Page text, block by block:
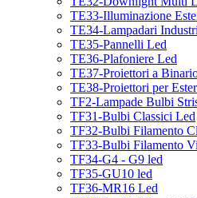
TE33-Illuminazione
TE34-Lampadari
TE35-Pannelli Led
TE36-Plafoniere Led
TE37-Proiettori a
TE38-Proiettori per
TF2-Lampade Bulbi
TF31-Bulbi Classici Led
TF32-Bulbi Filamento
TF33-Bulbi Filamento
TF34-G4 - G9 led
TF35-GU10 led
TF36-MR16 Led